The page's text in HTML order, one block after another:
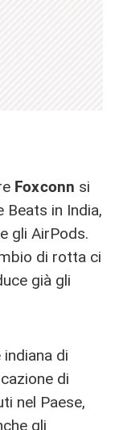
Foxconn si
in India,
gli AirPods.
di rotta ci
già gli
di
di
nel Paese,
gli